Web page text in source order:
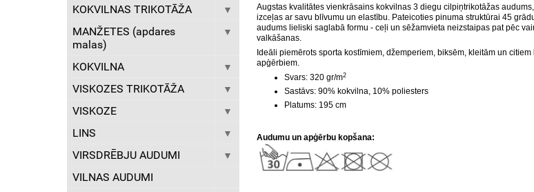
KOKVILNAS TRIKOTĀŽA
MANŽETES (apdares
malas)
KOKVILNA
VISKOZES TRIKOTĀŽA
VISKOZE
LINS
VIRSDRĒBJU AUDUMI
VILNAS AUDUMI
Augstas kvalitātes vienkrāsains kokvilnas 3 diegu cilpiņtrikotāžas
izceļas ar savu blīvumu un elastību. Pateicoties pinuma struktūrai 45
audums lieliski saglabā formu - ceļi un sēžamvieta neizstaipas pat pēc
valkāšanas.
Ideāli piemērots sporta kostīmiem, džemperiem, biksēm, kleitām un
apģērbiem.
Svars: 320 gr/m2
Sastāvs: 90% kokvilna, 10% poliesters
Platums: 195 cm
Audumu un apģērbu kopšana: